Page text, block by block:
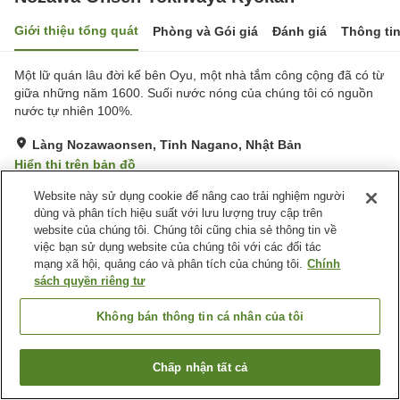
Giới thiệu tổng quát Phòng và Gói giá Đánh giá Thông
Một lữ quán lâu đời kế bên Oyu, một nhà tắm công cộng đã có từ
giữa những năm 1600. Suối nước nóng của chúng tôi có nguồn
nước tự nhiên 100%.
Làng Nozawaonsen, Tỉnh Nagano, Nhật Bản
Hiển thị trên bản đồ
Tuyệt vời Đánh giá:133lượt
Tiện nghi chỗ nghỉ
Bãi đỗ xe
Spa / Salon
Nhà hàng
Trang chủ Nhật Bản Tỉnh Nagano
Làng Nozawaonsen
Nozawa Onsen Tokiwaya Ryokan
Tìm phòng trống
Website này sử dụng cookie để nâng cao trải nghiệm người
dùng và phân tích hiệu suất với lưu lượng truy cập trên
website của chúng tôi. Chúng tôi cũng chia sẻ thông tin về
việc bạn sử dụng website của chúng tôi với các đối tác
mạng xã hội, quảng cáo và phân tích của chúng tôi. Chính
sách quyền riêng tư
Không bán thông tin cá nhân của tôi
Chấp nhận tất cả